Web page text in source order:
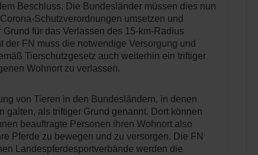
Beschluss. Die Bundesländer müssen dies nun
Schutzverordnungen umsetzen und
für das Verlassen des 15-km-Radius
der FN muss die notwendige Versorgung und
Tierschutzgesetz auch weiterhin ein triftiger
Wohnort zu verlassen.
von Tieren in den Bundesländern, in denen
galten, als triftiger Grund genannt. Dort können
beauftragte Personen ihren Wohnort also
Pferde zu bewegen und zu versorgen. Die FN
Landespferdesportverbände werden die